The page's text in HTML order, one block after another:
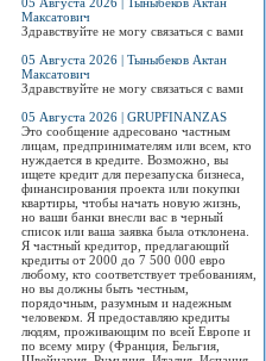
Максатович
Здравствуйте не могу связаться с вами
05 Августа 2026 | Тыныбеков Актан
Максатович
Здравствуйте не могу связаться с вами
05 Августа 2026 | GRUPFINANZAS
Это сообщение адресовано частным
лицам, предпринимателям или всем, кто
нуждается в кредите. Возможно, вы
ищете кредит для перезапуска бизнеса,
финансирования проекта или покупки
квартиры, чтобы начать новую жизнь,
но ваши банки внесли вас в черный
список или ваша заявка была отклонена.
Я частный кредитор, предлагающий
кредиты от 2000 до 7 500 000 евро
любому, кто соответствует требованиям,
но вы должны быть честным,
порядочным, разумным и надежным
человеком. Я предоставляю кредиты
людям, проживающим по всей Европе и
по всему миру (Франция, Бельгия,